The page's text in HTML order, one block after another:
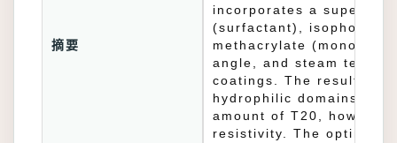
摘要
incorporates a
(surfactant), isophorone
methacrylate
angle, and steam test,
coatings. The results
hydrophilic domains on
amount of T20,
resistivity. The optimal